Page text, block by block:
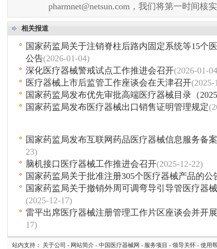
pharmnet@netsun.com，我们将第一时间核
相关报道
国家药监局关于注销脊柱后路内固定系统等15个
公告(2026-01-04)
深化医疗器械警戒试点工作推进会召开(2026-01-
医疗器械上市后监管工作座谈会在天津召开(2025-
国家药监局发布优先审批高端医疗器械目录（
国家药监局发布医疗器械出口销售证明管理规定
国家药监局发布互联网药品医疗器械信息服务备
23)
脑机接口医疗器械工作推进会召开(2025-12-22)
国家药监局关于批准注册305个医疗器械产品的公
国家药监局关于撤销外周可调弯导引导管医疗器
(2025-12-17)
雷平出席医疗器械注册管理工作片区座谈会并开
17)
站内支持： 关于公司 - 网站简介 - 中国医疗器械网 - 服务项目 - 领导关怀 - 使用